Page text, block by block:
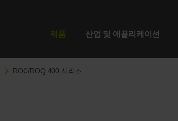
제품 산업 및 애플리케이션
ROC/ROQ 400 시리즈